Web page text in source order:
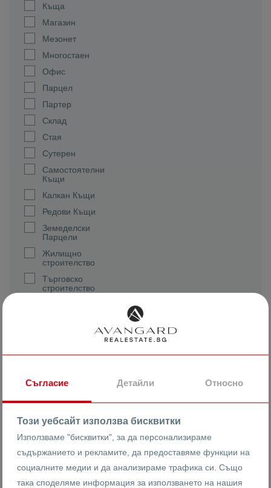
Къща
Магазин
Мезонет
Многостаен
Офис
Парцел
Партер
Склад
Стая
Сутерен
Самостоятелни
Къщи
Калкан Къщи
Редови Къщи
Земеделски
Парцели
Жилищно
строителство
Търговско
строителство
Квадратура (m2)
Цена
Съгласие Детайли Относно
Този уебсайт използва бисквитки
Използваме "бисквитки", за да персонализираме
съдържанието и рекламите, да предоставяме функции на
социалните медии и да анализираме трафика си. Също
така споделяме информация за използването на нашия